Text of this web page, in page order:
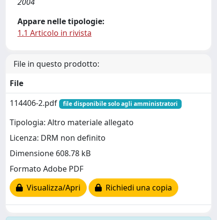
Appare nelle tipologie:
1.1 Articolo in rivista
File in questo prodotto:
File
114406-2.pdf
file disponibile solo agli amministratori
Tipologia: Altro materiale allegato
Licenza: DRM non definito
Dimensione 608.78 kB
Formato Adobe PDF
Visualizza/Apri
Richiedi una copia